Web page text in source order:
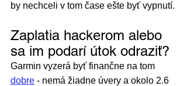
by nechceli v tom čase ešte byť vypnutí.
Zaplatia hackerom alebo
sa im podarí útok odraziť?
Garmin vyzerá byť finančne na tom
dobre - nemá žiadne úvery a okolo 2.6